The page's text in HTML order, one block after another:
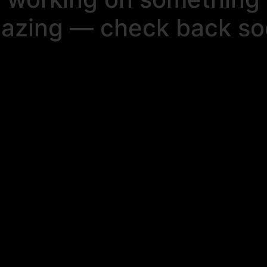
— check back